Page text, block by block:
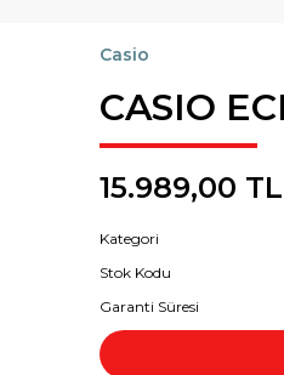
Casio
CASIO
15.989,00 TL
Kategori
Stok Kodu
Garanti Süresi